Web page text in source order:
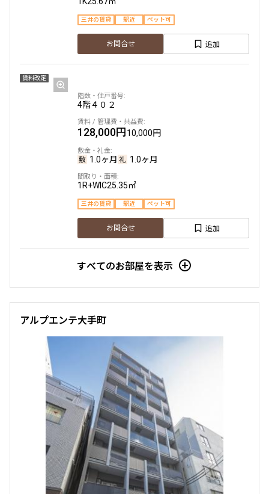
三井の賃貸 駅近 ペット可
お問合せ 追加
賃料改定
4階４０２
128,000円10,000円
1.0ヶ月 1.0ヶ月
1R+WIC25.35㎡
三井の賃貸 駅近 ペット可
お問合せ 追加
すべてのお部屋を表示
アルプエンテ大手町